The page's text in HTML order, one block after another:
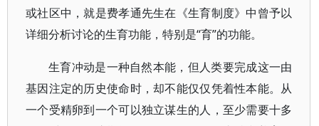
或社区中，就是费孝通先生在《生育制度》中曾予以
详细分析讨论的生育功能，特别是“育”的功能。
生育冲动是一种自然本能，但人类要完成这一由
基因注定的历史使命时，却不能仅仅凭着性本能。从
一个受精卵到一个可以独立谋生的人，至少需要十多